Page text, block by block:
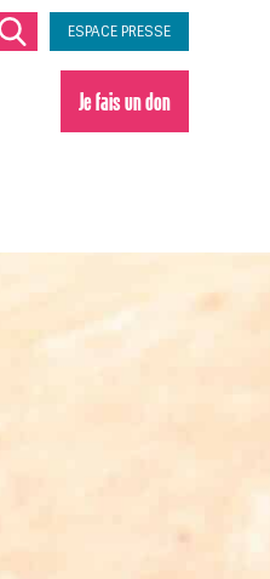
ESPACE PRESSE
Je fais un don